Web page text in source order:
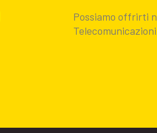
Possiamo offrirti